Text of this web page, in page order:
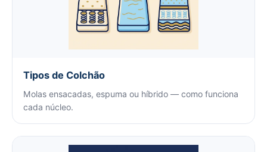
Tipos de Colchão
Molas ensacadas, espuma ou híbrido — como funciona
cada núcleo.